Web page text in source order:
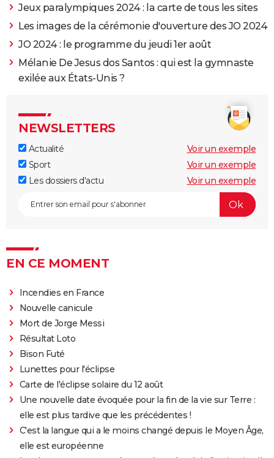
Jeux paralympiques 2024 : la carte de tous les sites
Les images de la cérémonie d'ouverture des JO 2024
JO 2024 : le programme du jeudi 1er août
Mélanie De Jesus dos Santos : qui est la gymnaste
exilée aux États-Unis ?
NEWSLETTERS
Actualité
Voir un exemple
Sport
Voir un exemple
Les dossiers d'actu
Voir un exemple
EN CE MOMENT
Incendies en France
Nouvelle canicule
Mort de Jorge Messi
Résultat Loto
Bison Futé
Lunettes pour l'éclipse
Carte de l'éclipse solaire du 12 août
Une nouvelle date évoquée pour la fin de la vie sur Terre :
elle est plus tardive que les précédentes !
C'est la langue qui a le moins changé depuis le Moyen Âge,
elle est européenne